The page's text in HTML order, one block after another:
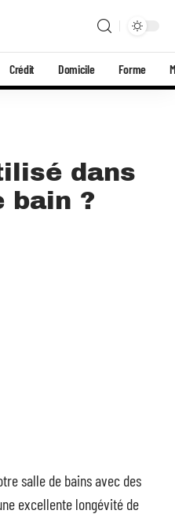
Crédit Domicile Forme
dans
bain ?
salle de bains avec des
excellente longévité de